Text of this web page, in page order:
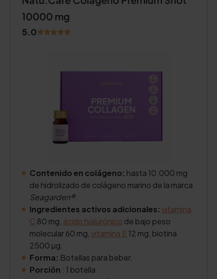
10000 mg
5.0
Contenido en colágeno: hasta 10.000 mg
de hidrolizado de colágeno marino de la marca
Seagarden®.
Ingredientes activos adicionales: vitamina
C 80 mg, ácido hialurónico de bajo peso
molecular 60 mg, vitamina E12 mg, biotina
2500 µg.
Forma: Botellas para beber.
Porción : 1 botella